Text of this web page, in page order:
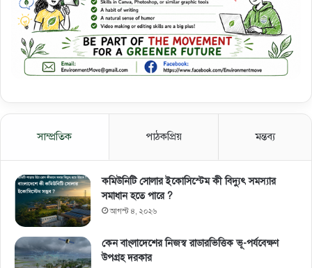
সাম্প্রতিক পাঠকপ্রিয় মন্তব্য
কমিউনিটি সোলার ইকোসিস্টেম কী বিদ্যুৎ সমস্যার
সমাধান হতে পারে ?
আগস্ট ৪, ২০২৬
কেন বাংলাদেশের নিজস্ব রাডারভিত্তিক ভূ-পর্যবেক্ষণ
উপগ্রহ দরকার